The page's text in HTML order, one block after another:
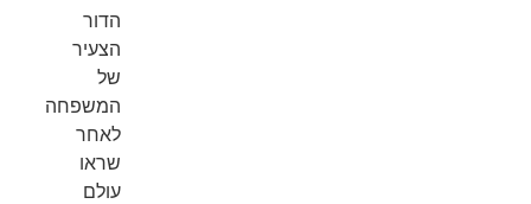
הדור
הצעיר
של
המשפחה
לאחר
שראו
עולם